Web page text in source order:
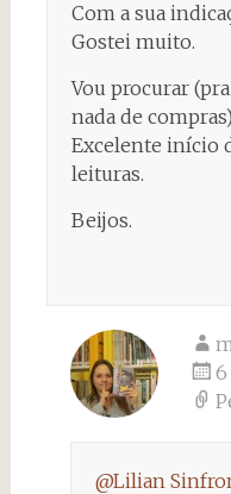
Com a sua
Gostei muito.
Vou procurar
nada de
Excelente início
leituras.
Beijos.
6
@Lilian